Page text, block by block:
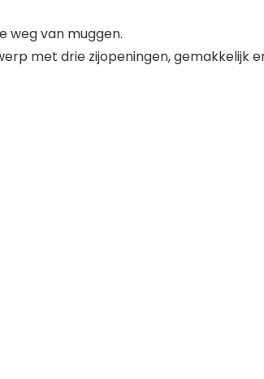
weg van muggen.
met drie zijopeningen, gemakkelijk